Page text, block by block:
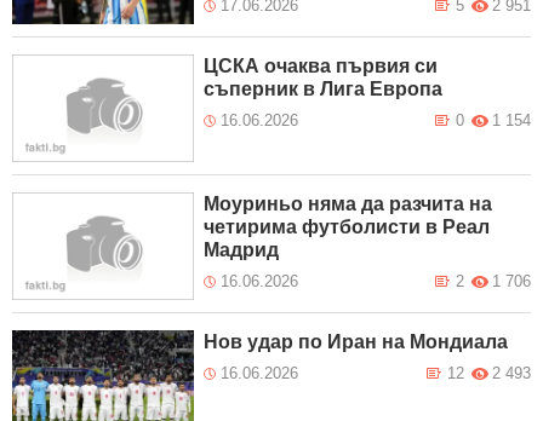
17.06.2026 2 951
5
ЦСКА очаква първия си
съперник в Лига Европа
16.06.2026 1 154
0
Моуриньо няма да разчита на
четирима футболисти в Реал
Мадрид
16.06.2026 1 706
2
Нов удар по Иран на Мондиала
16.06.2026 2 493
12